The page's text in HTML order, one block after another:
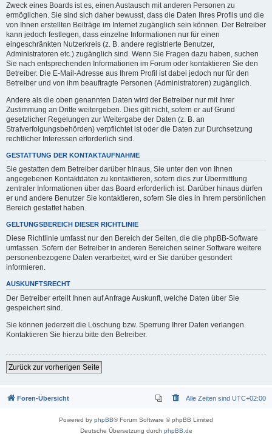
Zweck eines Boards ist es, einen Austausch mit anderen Personen zu
ermöglichen. Sie sind sich daher bewusst, dass die Daten Ihres Profils und die
von Ihnen erstellten Beiträge im Internet zugänglich sein können. Der Betreiber
kann jedoch festlegen, dass einzelne Informationen nur für einen
eingeschränkten Nutzerkreis (z. B. andere registrierte Benutzer,
Administratoren etc.) zugänglich sind. Wenn Sie Fragen dazu haben, suchen
Sie nach entsprechenden Informationen im Forum oder kontaktieren Sie den
Betreiber. Die E-Mail-Adresse aus Ihrem Profil ist dabei jedoch nur für den
Betreiber und von ihm beauftragte Personen (Administratoren) zugänglich.
Andere als die oben genannten Daten wird der Betreiber nur mit Ihrer
Zustimmung an Dritte weitergeben. Dies gilt nicht, sofern er auf Grund
gesetzlicher Regelungen zur Weitergabe der Daten (z. B. an
Strafverfolgungsbehörden) verpflichtet ist oder die Daten zur Durchsetzung
rechtlicher Interessen erforderlich sind.
GESTATTUNG DER KONTAKTAUFNAHME
Sie gestatten dem Betreiber darüber hinaus, Sie unter den von Ihnen
angegebenen Kontaktdaten zu kontaktieren, sofern dies zur Übermittlung
zentraler Informationen über das Board erforderlich ist. Darüber hinaus dürfen
er und andere Benutzer Sie kontaktieren, sofern Sie dies in Ihrem persönlichen
Bereich gestattet haben.
GELTUNGSBEREICH DIESER RICHTLINIE
Diese Richtlinie umfasst nur den Bereich der Seiten, die die phpBB-Software
umfassen. Sofern der Betreiber in anderen Bereichen seiner Software weitere
personenbezogene Daten verarbeitet, wird er Sie darüber gesondert
informieren.
AUSKUNFTSRECHT
Der Betreiber erteilt Ihnen auf Anfrage Auskunft, welche Daten über Sie
gespeichert sind.
Sie können jederzeit die Löschung bzw. Sperrung Ihrer Daten verlangen.
Kontaktieren Sie hierzu bitte den Betreiber.
Zurück zur vorherigen Seite
Foren-Übersicht Alle Zeiten sind UTC+02:00
Powered by phpBB® Forum Software © phpBB Limited
Deutsche Übersetzung durch phpBB.de